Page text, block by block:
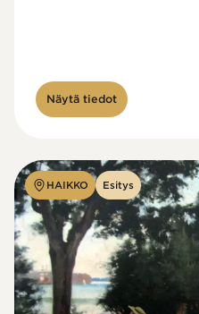
Näytä tiedot
HAIKKO Esitys